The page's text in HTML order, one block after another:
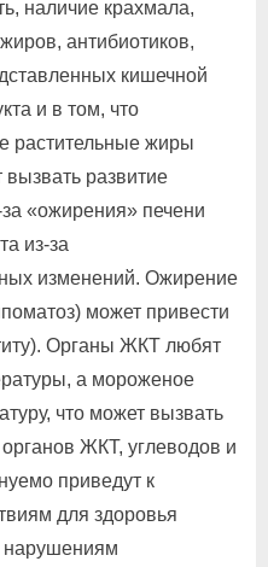
наличие крахмала,
антибиотиков,
кишечной
и в том, что
растительные жиры
вызвать развитие
«ожирения» печени
из-за
изменений. Ожирение
может привести
Органы ЖКТ любят
а мороженое
что может вызвать
ЖКТ, углеводов и
приведут к
для здоровья
нарушениям